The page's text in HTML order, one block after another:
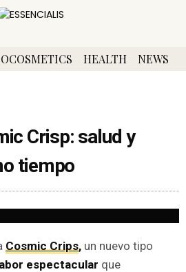
HEALTH NEWS
Crisp: salud y
tiempo
Cosmic Crips, un nuevo tipo
espectacular que